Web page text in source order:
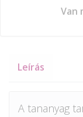
Van
Leírás
A tananyag